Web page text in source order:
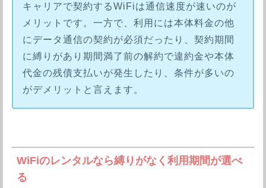
キャリアで契約するWiFiは通信速度が速いのが
メリットです。一方で、利用には本体料金の他
にデータ通信の契約が必須だったり、契約期間
に縛りがあり期間満了前の解約で違約金や本体
代金の残債支払いが発生したり、条件が多いの
がデメリットと言えます。
WiFiのレンタルなら縛りがなく利用期間が選べ
る